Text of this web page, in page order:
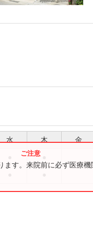
水 木 金
す。来院前に必ず医療機